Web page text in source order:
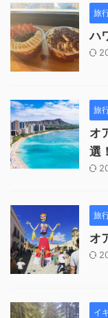
旅
ハ
旅
オ
選！
旅
オ
イ